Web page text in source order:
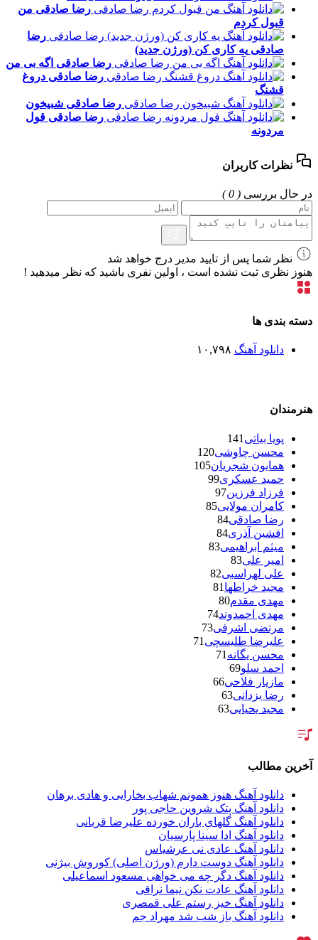
رضا صادقی من
قبول کردم
رضا
صادقی یه کاری کن (ورژن جدید)
رضا صادقی اگه بی من
رضا صادقی دروغ
قشنگ
رضا صادقی شبیخون
رضا صادقی قول
مردونه
نظرات کاربران
در حال بررسی ( 0 )
نظر شما پس از تایید مدیر درج خواهد شد
هنوز نظری ثبت نشده است ، اولین نفری باشید که نظر میدهید !
دسته بندی ها
دانلود آهنگ ۱۰,۷۹۸
هنرمندان
پویا بیاتی 141
محسن چاوشی120
همایون شجریان105
حمید عسکری99
فرزاد فرزین97
کامران مولایی85
رضا صادقی84
افشین آذری84
میثم ابراهیمی83
امیر علی83
علی لهراسبی82
مجید خراطها 81
مهدی مقدم80
مهدی احمدوند74
مرتضی اشرفی73
علیرضا طلیسچی 71
محسن یگانه 71
احمد سلو69
مازیار فلاحی66
رضا یزدانی63
مجید یحیایی63
فریدون آسرایی
محسن ابراهیم زاده
سامان جلیلی
حجت اشرف زاده54
پازل بند54
بهنام علمشاهی54
امید جهان52
علی عبدالمالکی50
احسان خواجه امیری50
محمد علیزاده50
علیرضا قربانی46
محسن یاحقی46
ماکان بند45
آخرین مطالب
دانلود آهنگ هنوز همونم شهاب بخارایی و هادی برهان
دانلود آهنگ پتک شروین حاجی پور
دانلود آهنگ گلهای باران خورده علیرضا قربانی
دانلود آهنگ ادا سینا پارسیان
دانلود آهنگ عادی نی عرشیاس
دانلود آهنگ دوست دارم (ورژن اصلی) کوروش بیژنی
دانلود آهنگ دگر چه می خواهی مسعود اسماعیلی
دانلود آهنگ عادت نکن نیما نراقی
دانلود آهنگ خیز رستم علی قمصری
دانلود آهنگ باز شب شد مهراد جم